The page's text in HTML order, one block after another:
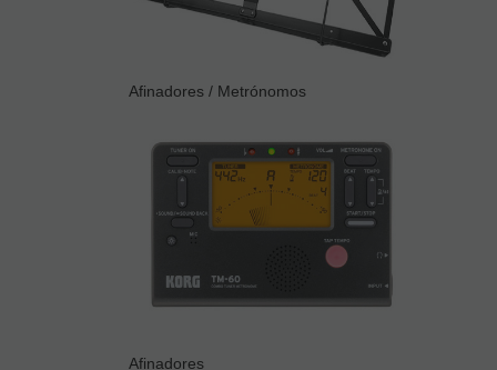
Afinadores / Metrónomos
Afinadores